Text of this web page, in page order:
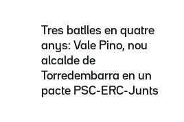
Tres batlles en quatre
anys: Vale Pino, nou
alcalde de
Torredembarra en un
pacte PSC-ERC-Junts